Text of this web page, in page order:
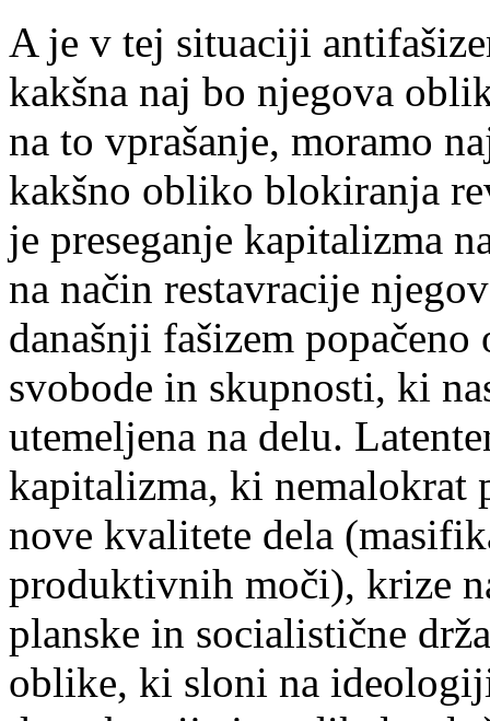
A je v tej situaciji
kakšna naj bo njegova
na to vprašanje, moramo
kakšno obliko blokiranja
je preseganje kapitalizma
na način restavracije
današnji fašizem
svobode in skupnosti, ki
utemeljena na delu.
kapitalizma, ki nemalokrat
nove kvalitete dela
produktivnih moči), krize
planske in socialistične
oblike, ki sloni na